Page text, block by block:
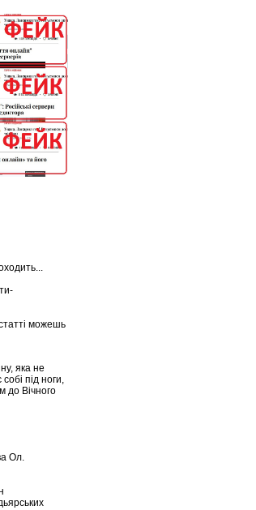
можешь
яка не
під ноги,
до Вічного
Ол.